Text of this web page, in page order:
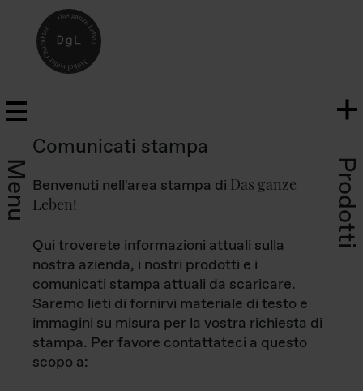
Menu Prodotti
Comunicati stampa
Benvenuti nell'area stampa di Das ganze
Leben!
Qui troverete informazioni attuali sulla
nostra azienda, i nostri prodotti e i
comunicati stampa attuali da scaricare.
Saremo lieti di fornirvi materiale di testo e
immagini su misura per la vostra richiesta di
stampa. Per favore contattateci a questo
scopo a: